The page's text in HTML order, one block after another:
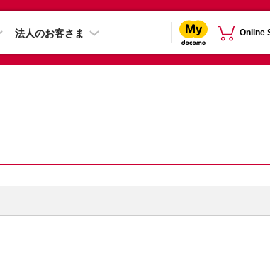
法人のお客さま Online